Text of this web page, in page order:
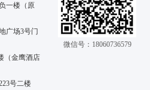
一楼（原
广场3号门
（金鹰酒店
号二楼
微信号：18060736579